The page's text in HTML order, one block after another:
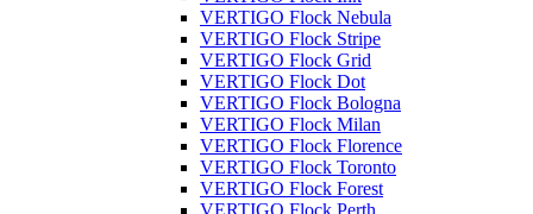
VERTIGO Flock Nebula
VERTIGO Flock Stripe
VERTIGO Flock Grid
VERTIGO Flock Dot
VERTIGO Flock Bologna
VERTIGO Flock Milan
VERTIGO Flock Florence
VERTIGO Flock Toronto
VERTIGO Flock Forest
VERTIGO Flock Perth